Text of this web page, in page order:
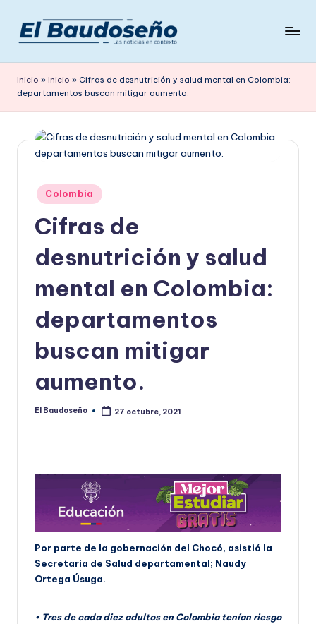
Saltar
contenido
e
ri
d
en
Inicio » Inicio » Cifras de desnutrición y salud mental en Colombia:
departamentos buscan mitigar aumento.
Publicado
en
Colombia
Cifras de
desnutrición y salud
mental en Colombia:
departamentos
buscan mitigar
aumento.
Publicado
El Baudoseño 27 octubre, 2021
Por parte de la gobernación del Chocó, asistió la
Secretaria de Salud departamental; Naudy
Ortega Úsuga.
• Tres de cada diez adultos en Colombia tenían riesgo